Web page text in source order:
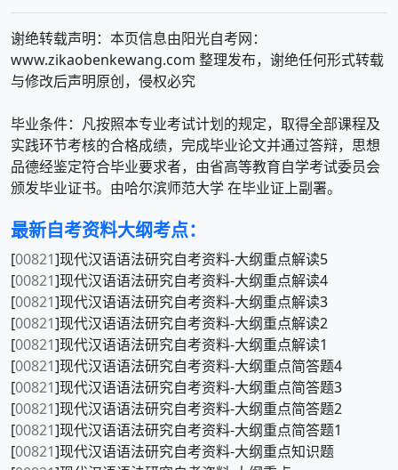
谢绝转载声明：本页信息由阳光自考网：
www.zikaobenkewang.com 整理发布，谢绝任何形式转载
与修改后声明原创，侵权必究
毕业条件：凡按照本专业考试计划的规定，取得全部课程及
实践环节考核的合格成绩，完成毕业论文并通过答辩，思想
品德经鉴定符合毕业要求者，由省高等教育自学考试委员会
最新自考资料大纲考点：
[00821]现代汉语语法研究自考资料-大纲重点解读5
[00821]现代汉语语法研究自考资料-大纲重点解读4
[00821]现代汉语语法研究自考资料-大纲重点解读3
[00821]现代汉语语法研究自考资料-大纲重点解读2
[00821]现代汉语语法研究自考资料-大纲重点解读1
[00821]现代汉语语法研究自考资料-大纲重点简答题4
[00821]现代汉语语法研究自考资料-大纲重点简答题3
[00821]现代汉语语法研究自考资料-大纲重点简答题2
[00821]现代汉语语法研究自考资料-大纲重点简答题1
[00821]现代汉语语法研究自考资料-大纲重点知识题